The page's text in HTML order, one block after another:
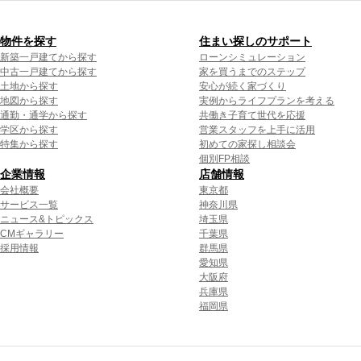
物件を探す
新築一戸建てから探す
中古一戸建てから探す
土地から探す
地図から探す
通勤・通学から探す
学区から探す
特集から探す
住まい探しのサポート
ローンシミュレーション
家を買うまでのステップ
安心が続く家づくり
実例からライフプランを考える
共働き子育て世代を応援
営業スタッフを上手に活用
初めての家探し相談会
個別FP相談
企業情報
会社概要
サービス一覧
ニュース&トピックス
CMギャラリー
採用情報
店舗情報
東京都
神奈川県
埼玉県
千葉県
群馬県
愛知県
大阪府
兵庫県
福岡県